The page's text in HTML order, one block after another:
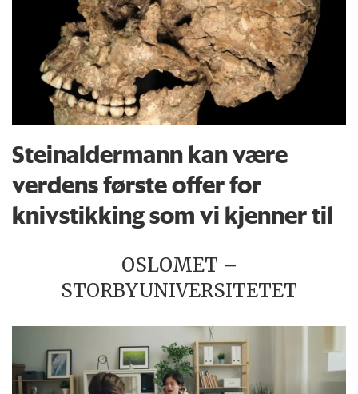
Steinaldermann kan være
verdens første offer for
knivstikking som vi kjenner til
OSLOMET –
STORBYUNIVERSITETET